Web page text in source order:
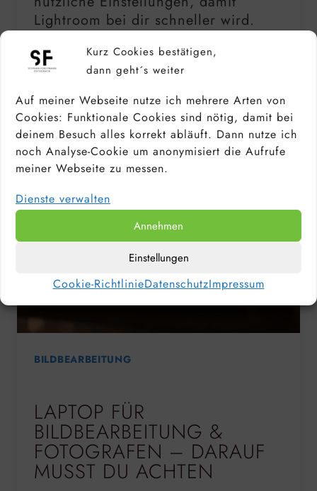
Kurz Cookies bestätigen,
dann geht´s weiter
Auf meiner Webseite nutze ich mehrere Arten von
Cookies: Funktionale Cookies sind nötig, damit bei
deinem Besuch alles korrekt abläuft. Dann nutze ich
noch Analyse-Cookie um anonymisiert die Aufrufe
meiner Webseite zu messen.
Dienste verwalten
Annehmen
Einstellungen
Cookie-RichtlinieDatenschutzImpressum
Lightroom bei dir schneller wird.
einem langsamen Lightroom
jahrelang extrem gefrustet
BILDBEARBEITUNG
LAPTOP FÜR
BILDBEARBEITUNG &
FOTOGRAFEN – DARAUF
MUSST DU ACHTEN